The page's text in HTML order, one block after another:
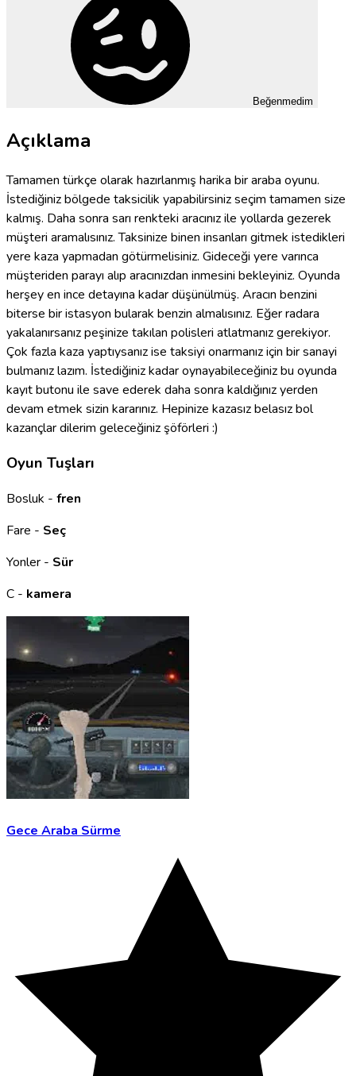
Beğenmedim
Açıklama
Tamamen türkçe olarak hazırlanmış harika bir araba oyunu.
İstediğiniz bölgede taksicilik yapabilirsiniz seçim tamamen size
kalmış. Daha sonra sarı renkteki aracınız ile yollarda gezerek
müşteri aramalısınız. Taksinize binen insanları gitmek istedikleri
yere kaza yapmadan götürmelisiniz. Gideceği yere varınca
müşteriden parayı alıp aracınızdan inmesini bekleyiniz. Oyunda
herşey en ince detayına kadar düşünülmüş. Aracın benzini
biterse bir istasyon bularak benzin almalısınız. Eğer radara
yakalanırsanız peşinize takılan polisleri atlatmanız gerekiyor.
Çok fazla kaza yaptıysanız ise taksiyi onarmanız için bir sanayi
bulmanız lazım. İstediğiniz kadar oynayabileceğiniz bu oyunda
kayıt butonu ile save ederek daha sonra kaldığınız yerden
devam etmek sizin kararınız. Hepinize kazasız belasız bol
kazançlar dilerim geleceğiniz şöförleri :)
Oyun Tuşları
Bosluk - fren
Fare - Seç
Yonler - Sür
C - kamera
Gece Araba Sürme